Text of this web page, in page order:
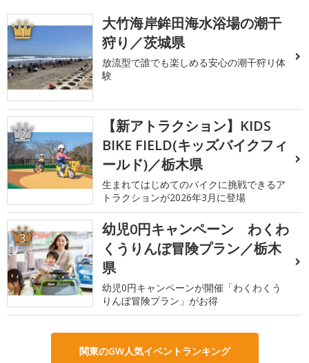
1
大竹海岸鉾田海水浴場の潮干
狩り／茨城県
放流型で誰でも楽しめる安心の潮干狩り体
験
2
【新アトラクション】KIDS
BIKE FIELD(キッズバイクフィ
ールド)／栃木県
生まれてはじめてのバイクに挑戦できるア
トラクションが2026年3月に登場
3
幼児0円キャンペーン わくわ
くうりんぼ冒険プラン／栃木
県
幼児0円キャンペーンが開催「わくわくう
りんぼ冒険プラン」がお得
関東のGW人気イベントランキング